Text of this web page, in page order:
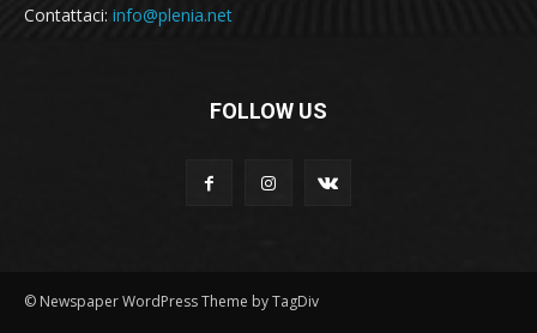
Contattaci: info@plenia.net
FOLLOW US
© Newspaper WordPress Theme by TagDiv